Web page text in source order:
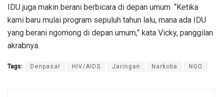
IDU juga makin berani berbicara di depan umum. “Ketika
kami baru mulai program sepuluh tahun lalu, mana ada IDU
yang berani ngomong di depan umum,” kata Vicky, panggilan
akrabnya.
Tags: Denpasar HIV/AIDS Jaringan Narkoba NGO